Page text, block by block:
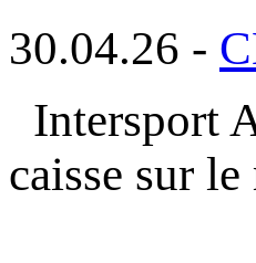
30.04.26 -
Intersport
caisse sur